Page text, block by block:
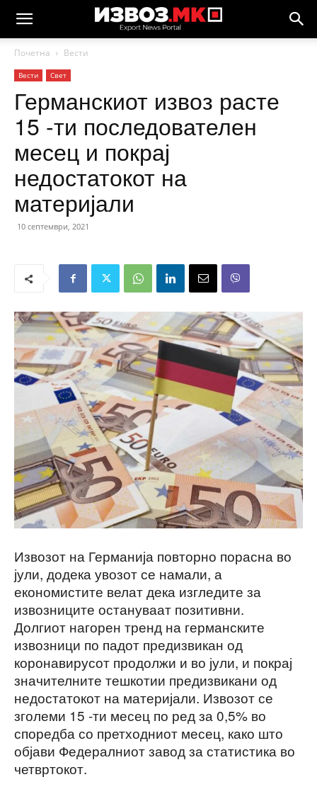
Почетна Вести
Вести Свет
Германскиот извоз расте
15 -ти последователен
месец и покрај
недостатокот на
материјали
10 септември, 2021
Извозот на Германија повторно порасна во
јули, додека увозот се намали, а
економистите велат дека изгледите за
извозниците остануваат позитивни.
Долгиот нагорен тренд на германските
извозници по падот предизвикан од
коронавирусот продолжи и во јули, и покрај
значителните тешкотии предизвикани од
недостатокот на материјали. Извозот се
зголеми 15 -ти месец по ред за 0,5% во
споредба со претходниот месец, како што
објави Федералниот завод за статистика во
четвртокот.